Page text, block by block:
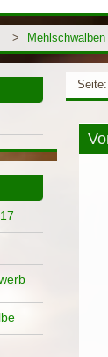
> Mehlschwalben
Seite: